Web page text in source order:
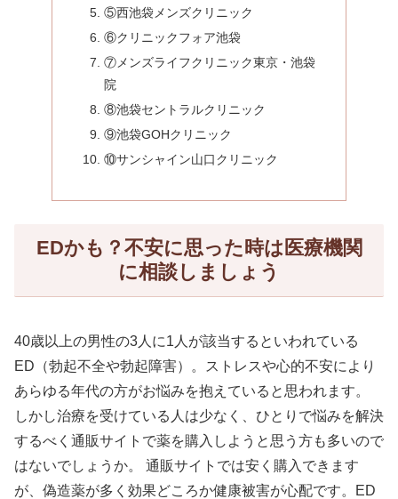
⑤西池袋メンズクリニック
⑥クリニックフォア池袋
⑦メンズライフクリニック東京・池袋
院
⑧池袋セントラルクリニック
⑨池袋GOHクリニック
⑩サンシャイン山口クリニック
EDかも？不安に思った時は医療機関
に相談しましょう
40歳以上の男性の3人に1人が該当するといわれている
ED（勃起不全や勃起障害）。ストレスや心的不安により
あらゆる年代の方がお悩みを抱えていると思われます。
しかし治療を受けている人は少なく、ひとりで悩みを解決
するべく通販サイトで薬を購入しようと思う方も多いので
はないでしょうか。 通販サイトでは安く購入できます
が、偽造薬が多く効果どころか健康被害が心配です。ED